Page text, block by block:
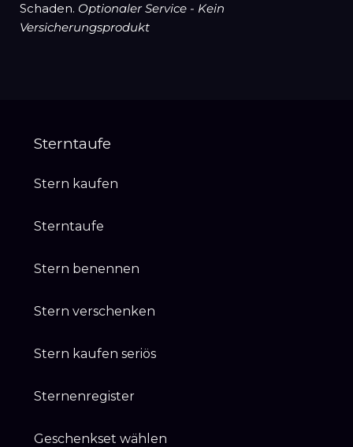
Schaden. Optionaler Service - Kein
Versicherungsprodukt
Sterntaufe
Stern kaufen
Sterntaufe
Stern benennen
Stern verschenken
Stern kaufen seriös
Sternenregister
Geschenkset wählen